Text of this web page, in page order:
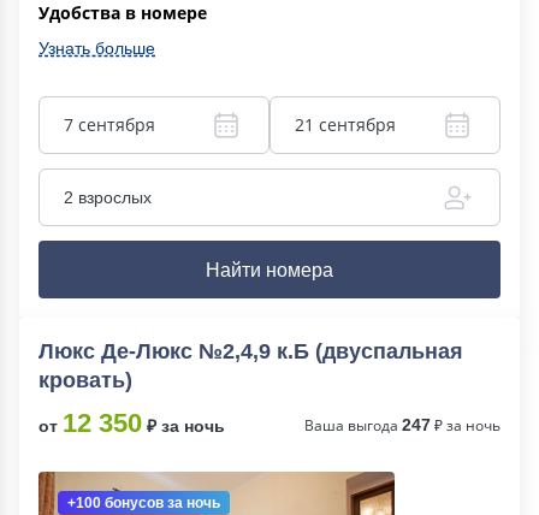
Удобства в номере
Узнать больше
7 сентября 21 сентября
2 взрослых
Найти номера
Люкс Де-Люкс №2,4,9 к.Б (двуспальная
кровать)
от 12 350 ₽ за ночь Ваша выгода 247₽ за ночь
+100 бонусов за ночь